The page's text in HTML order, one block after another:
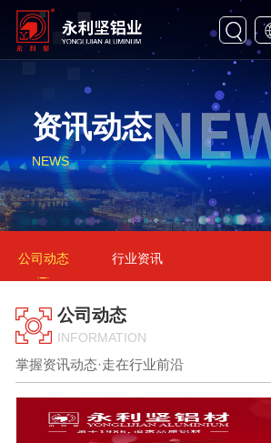
资讯动态
NEWS
公司动态 行业资讯
公司动态
INFORMATION
掌握资讯动态·走在行业前沿